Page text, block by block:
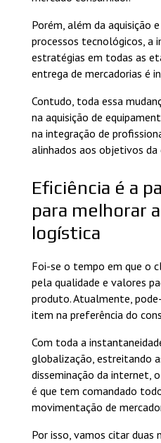
Porém, além da aquisição
processos tecnológicos, a
estratégias em todas as
entrega de mercadorias é
Contudo, toda essa
na aquisição de
na integração de
alinhados aos objetivos da
Eficiência é a
para melhorar
logística
Foi-se o tempo em que o
pela qualidade e valores
produto. Atualmente,
item na preferência do
Com toda a
globalização, estreitando
disseminação da internet,
é que tem comandado
movimentação de
Por isso, vamos citar